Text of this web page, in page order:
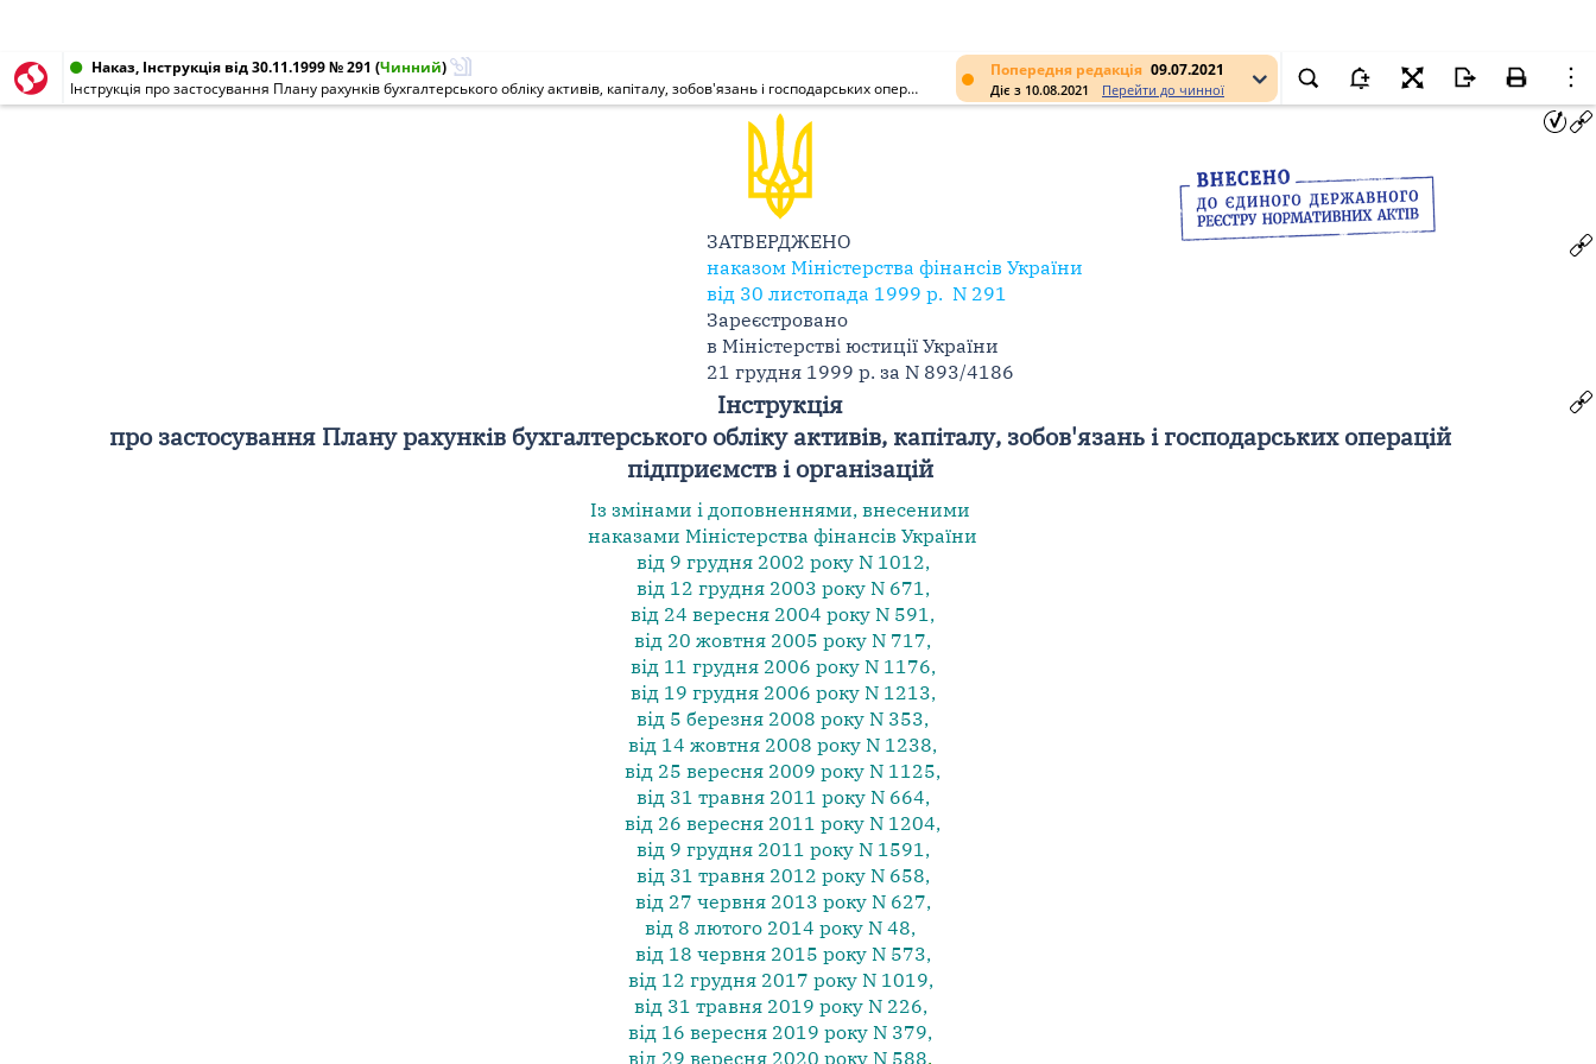
Попередня редакція 09.07.2021
Діє з 10.08.2021 Перейти до чинної
Наказ, Інструкція від 30.11.1999 № 291 (Чинний)
Інструкція про застосування Плану рахунків бухгалтерського обліку активів, капіталу, зобов'язань і господарських операцій підприємств і організацій